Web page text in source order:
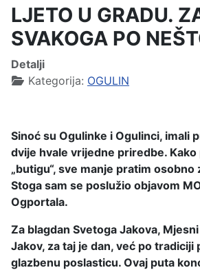
LJETO U GRADU.
SVAKOGA PO
Detalji
Kategorija: OGULIN
Sinoć su Ogulinke i Ogulinci, imali
dvije hvale vrijedne priredbe. Kako
„butigu“, sve manje pratim osobno
Stoga sam se poslužio objavom
Ogportala.
Za blagdan Svetoga Jakova,
Jakov, za taj je dan, već po tradiciji
glazbenu poslasticu. Ovaj puta